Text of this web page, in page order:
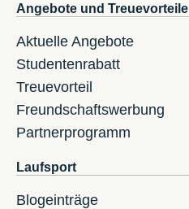
Angebote und Treuevorteile
Aktuelle Angebote
Studentenrabatt
Treuevorteil
Freundschaftswerbung
Partnerprogramm
Laufsport
Blogeinträge